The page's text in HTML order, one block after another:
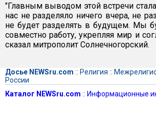
"Главным выводом этой встречи
нас не разделяло ничего вчера, не
не будет разделять в будущем. Мы
совместно работу, укрепляя мир и
сказал митрополит Солнечногорский.
Досье NEWSru.com :: Религия ::
России
Каталог NEWSru.com :: Информационные